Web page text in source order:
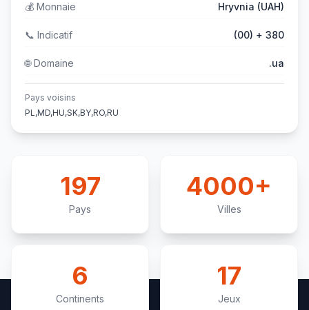
💰 Monnaie Hryvnia (UAH)
📞 Indicatif (00) + 380
🌐Domaine .ua
Pays voisins
PL,MD,HU,SK,BY,RO,RU
197
Pays
4000+
Villes
6
Continents
17
Jeux